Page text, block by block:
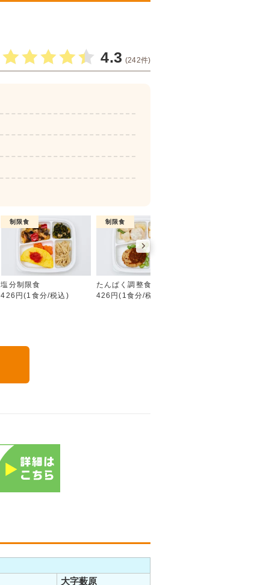
4.3 (242件)
糖質制限食
制限食
塩分制限食
426円(1食分/税込)
制限食
たんぱく調整食
426円(1食分/税込)
大字薮原